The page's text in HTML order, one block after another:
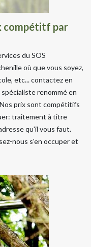
compétitf par
du SOS
où que vous soyez,
etc... contactez en
renommé en
prix sont compétitifs
traitement à titre
qu'il vous faut.
nous s'en occuper et